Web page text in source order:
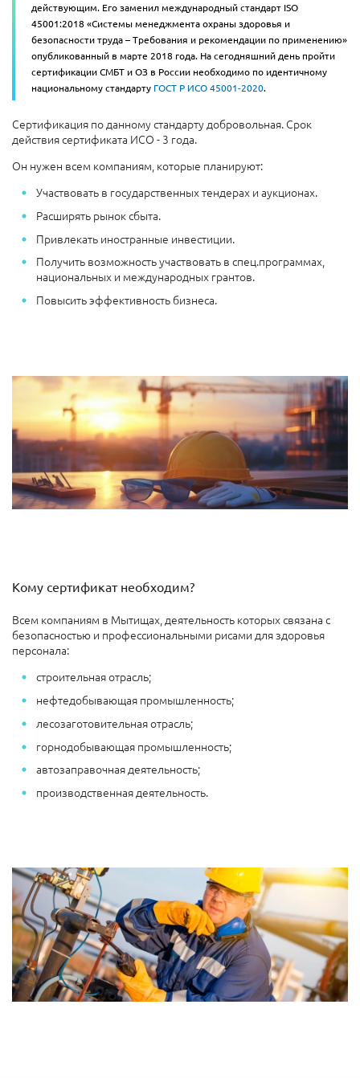
действующим. Его заменил международный стандарт ISO
45001:2018 «Системы менеджмента охраны здоровья и
безопасности труда – Требования и рекомендации по применению»
опубликованный в марте 2018 года. На сегодняшний день пройти
сертификации СМБТ и ОЗ в России необходимо по идентичному
национальному стандарту ГОСТ Р ИСО 45001-2020.
Сертификация по данному стандарту добровольная. Срок
действия сертификата ИСО - 3 года.
Он нужен всем компаниям, которые планируют:
Участвовать в государственных тендерах и аукционах.
Расширять рынок сбыта.
Привлекать иностранные инвестиции.
Получить возможность участвовать в спец.программах,
национальных и международных грантов.
Повысить эффективность бизнеса.
Кому сертификат необходим?
Всем компаниям в Мытищах, деятельность которых связана с
безопасностью и профессиональными рисами для здоровья
персонала:
строительная отрасль;
нефтедобывающая промышленность;
лесозаготовительная отрасль;
горнодобывающая промышленность;
автозаправочная деятельность;
производственная деятельность.